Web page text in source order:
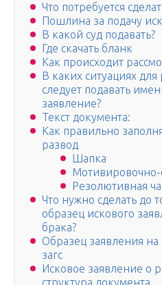
Что потребуется
Пошлина за подачу
В какой суд подавать?
Где скачать бланк
Как происходит
В каких ситуациях
следует подавать
заявление?
Текст документа:
Как правильно
развод
Шапка
Мотивировочно-
Резолютивная
Что нужно сделать до
образец искового
брака?
Образец заявления на
загс
Исковое заявление о
структура документа